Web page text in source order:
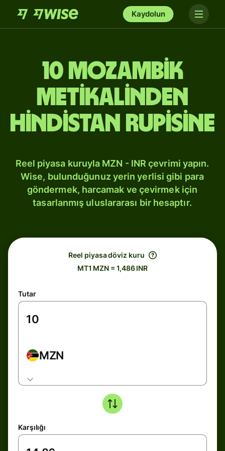
Kaydolun
10 Mozambik
metikalinden
Hindistan rupisine
Reel piyasa kuruyla MZN - INR çevrimi yapın.
Wise, bulunduğunuz yerin yerlisi gibi para
göndermek, harcamak ve çevirmek için
tasarlanmış uluslararası bir hesaptır.
Reel piyasa döviz kuru
MT1 MZN = 1,486 INR
Tutar
MZN
Karşılığı